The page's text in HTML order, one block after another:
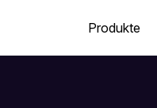
Produkte